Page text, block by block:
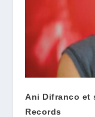
Ani Difranco et
Records